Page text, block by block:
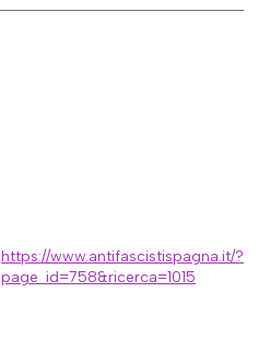
https://www.antifascistispagna.it/?
page_id=758&ricerca=1015